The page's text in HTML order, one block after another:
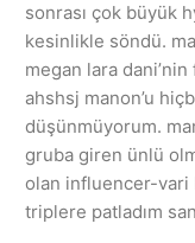
sonrası çok büyük
kesinlikle söndü.
megan lara
ahshsj manon’u
düşünmüyorum.
gruba giren ünlü
olan influencer-vari
triplere patladım